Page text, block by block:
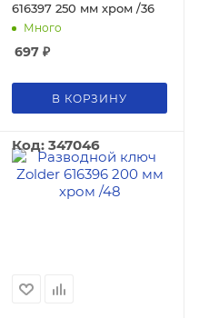
616397 250 мм хром /36
Много
697 ₽
В КОРЗИНУ
Код: 347046